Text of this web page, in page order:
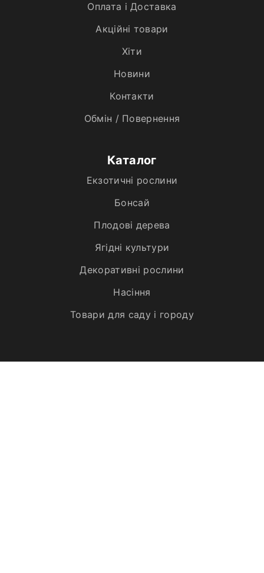
Оплата і Доставка
Акційні товари
Хiти
Новини
Контакти
Обмін / Повернення
Каталог
Екзотичні рослини
Бонсай
Плодові дерева
Ягідні культури
Декоративні рослини
Насіння
Товари для саду і городу